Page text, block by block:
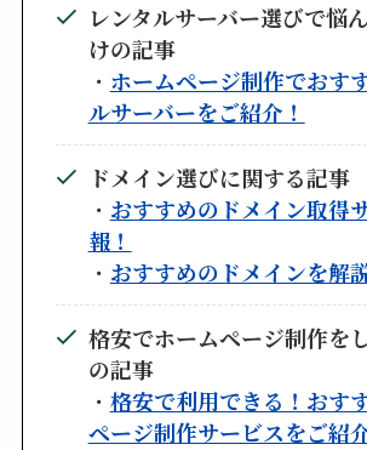
レンタルサーバー選びで悩
けの記事
・ ホームページ制作でおす
ルサーバーをご紹介！
ドメイン選びに関する記事
・ おすすめのドメイン取得
報！
・ おすすめのドメインを解
格安でホームページ制作を
の記事
・ 格安で利用できる！おす
ページ制作サービスをご紹